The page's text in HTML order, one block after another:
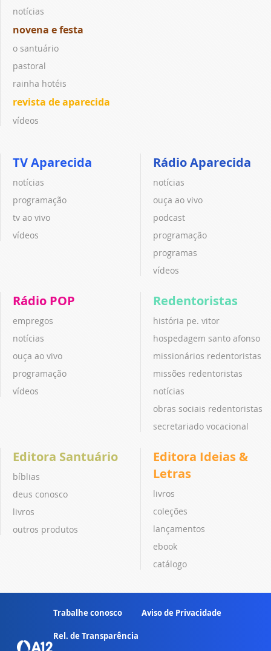
notícias
novena e festa
o santuário
pastoral
rainha hotéis
revista de aparecida
vídeos
TV Aparecida
notícias
programação
tv ao vivo
vídeos
Rádio Aparecida
notícias
ouça ao vivo
podcast
programação
programas
vídeos
Rádio POP
empregos
notícias
ouça ao vivo
programação
vídeos
Redentoristas
história pe. vitor
hospedagem santo afonso
missionários redentoristas
missões redentoristas
notícias
obras sociais redentoristas
secretariado vocacional
Editora Santuário
bíblias
deus conosco
livros
outros produtos
Editora Ideias &
Letras
livros
coleções
lançamentos
ebook
catálogo
Trabalhe conosco Aviso de Privacidade
Rel. de Transparência